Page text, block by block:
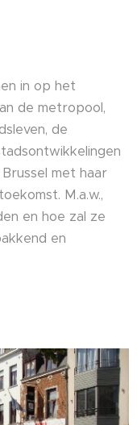
in op het
de metropool,
de
met haar
M.a.w.,
en hoe zal ze
en